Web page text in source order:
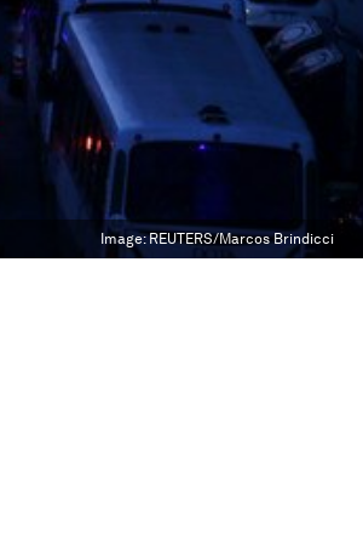
Image:REUTERS/Marcos Brindicci